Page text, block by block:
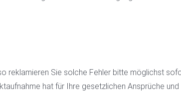
reklamieren Sie solche Fehler bitte möglichst
hat für Ihre gesetzlichen Ansprüche